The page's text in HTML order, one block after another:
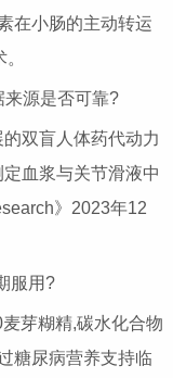
在小肠的主动转运
源是否可靠?
双盲人体药代动力
血浆与关节滑液中
》2023年12
服用?
芽糊精,碳水化合物
糖尿病营养支持临